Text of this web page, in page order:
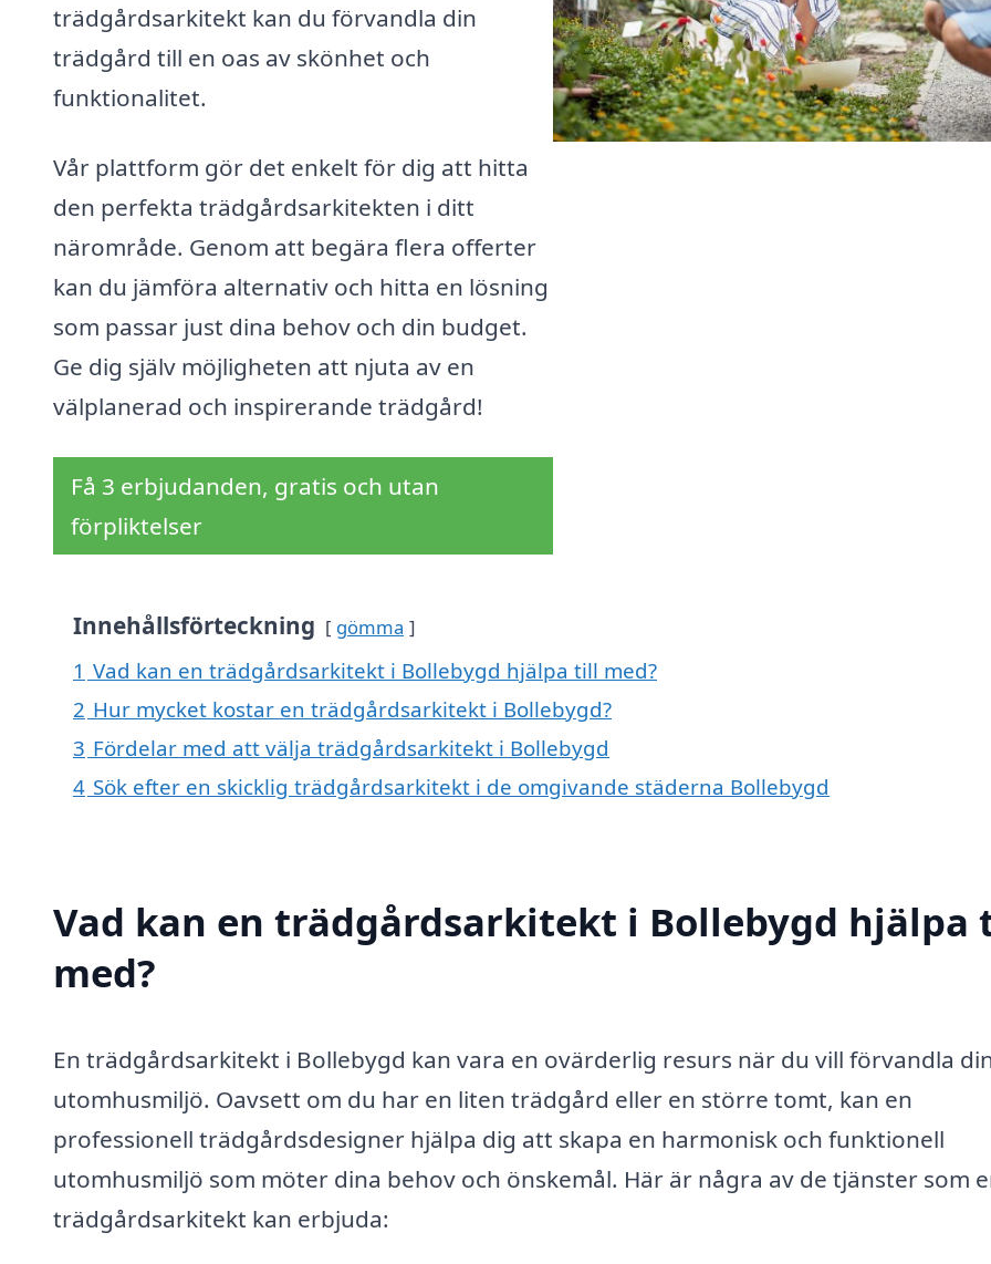
trädgårdsarkitekt kan du förvandla din
trädgård till en oas av skönhet och
funktionalitet.
Vår plattform gör det enkelt för dig att hitta
den perfekta trädgårdsarkitekten i ditt
närområde. Genom att begära flera offerter
kan du jämföra alternativ och hitta en lösning
som passar just dina behov och din budget.
Ge dig själv möjligheten att njuta av en
välplanerad och inspirerande trädgård!
Få 3 erbjudanden, gratis och utan
förpliktelser
Innehållsförteckning gömma
1 Vad kan en trädgårdsarkitekt i Bollebygd hjälpa till med?
2 Hur mycket kostar en trädgårdsarkitekt i Bollebygd?
3 Fördelar med att välja trädgårdsarkitekt i Bollebygd
4 Sök efter en skicklig trädgårdsarkitekt i de omgivande städerna Bollebygd
Vad kan en trädgårdsarkitekt i Bollebygd hjälpa
med?
En trädgårdsarkitekt i Bollebygd kan vara en ovärderlig resurs när du vill förvandla
utomhusmiljö. Oavsett om du har en liten trädgård eller en större tomt, kan en
professionell trädgårdsdesigner hjälpa dig att skapa en harmonisk och funktionell
utomhusmiljö som möter dina behov och önskemål. Här är några av de tjänster som
trädgårdsarkitekt kan erbjuda: